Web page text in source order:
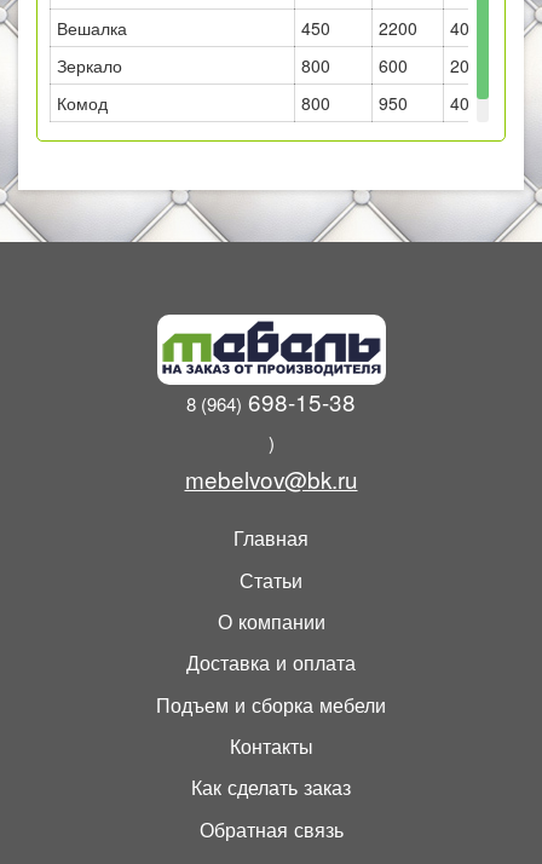
Вешалка 450 2200
400
Зеркало
800 600
200
Комод
800 950 400
8 (964) 698-15-38
)
mebelvov@bk.ru
Главная
Статьи
О компании
Доставка и оплата
Подъем и сборка мебели
Контакты
Как сделать заказ
Обратная связь